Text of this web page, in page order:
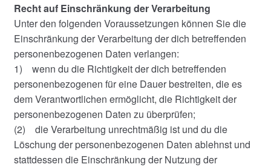
Recht auf Einschränkung der Verarbeitung
Unter den folgenden Voraussetzungen können Sie die
Einschränkung der Verarbeitung der dich betreffenden
personenbezogenen Daten verlangen:
1) wenn du die Richtigkeit der dich betreffenden
personenbezogenen für eine Dauer bestreiten, die es
dem Verantwortlichen ermöglicht, die Richtigkeit der
personenbezogenen Daten zu überprüfen;
(2) die Verarbeitung unrechtmäßig ist und du die
Löschung der personenbezogenen Daten ablehnst und
stattdessen die Einschränkung der Nutzung der